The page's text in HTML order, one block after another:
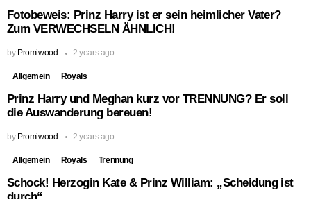
Fotobeweis: Prinz Harry ist er sein heimlicher Vater?
Zum VERWECHSELN ÄHNLICH!
by Promiwood 2 years ago
Allgemein Royals
Prinz Harry und Meghan kurz vor TRENNUNG? Er soll
die Auswanderung bereuen!
by Promiwood 2 years ago
Allgemein Royals Trennung
Schock! Herzogin Kate & Prinz William: „Scheidung ist